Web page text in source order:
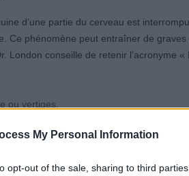
My Personal Information
opt-out of the sale, sharing to third
d’une partie du cerveau est
Ce phénomène peut entraîner de graves
London conseille de retenir l’acronyme «
ou vertiges.
à lever un bras.